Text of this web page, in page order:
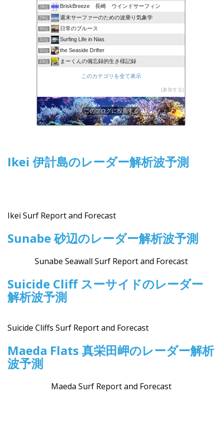
28位 BriskBreeze 長崎 ウインドサーフィン
29位 週末サーファーのための波乗り気象学
30位 日常のブルース
31位 Surfing Life in Nias
32位 the Seaside Drifter
33位 まーくんの備忘録的生き様記録
このカテゴリを全て表示
参加する
このブログに投票する
Ikei 伊計島のレーダー解析波予測
Ikei Surf Report and Forecast
Sunabe 砂辺のレーダー解析波予測
Sunabe Seawall Surf Report and Forecast
Suicide Cliff スーサイドのレーダー
解析波予測
Suicide Cliffs Surf Report and Forecast
Maeda Flats 真栄田岬のレーダー解析
波予測
Maeda Surf Report and Forecast